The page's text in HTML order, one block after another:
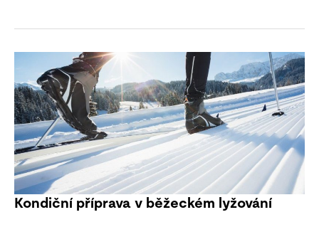
Kondiční příprava v běžeckém lyžování